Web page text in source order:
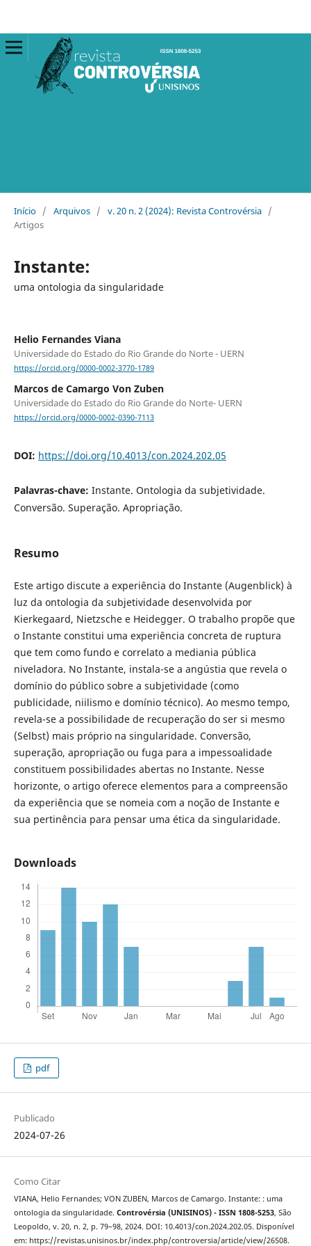
Início / Arquivos / v. 20 n. 2 (2024): Revista Controvérsia /
Artigos
Instante:
uma ontologia da singularidade
Helio Fernandes Viana
Universidade do Estado do Rio Grande do Norte - UERN
https://orcid.org/0000-0002-3770-1789
Marcos de Camargo Von Zuben
Universidade do Estado do Rio Grande do Norte- UERN
https://orcid.org/0000-0002-0390-7113
DOI: https://doi.org/10.4013/con.2024.202.05
Palavras-chave: Instante. Ontologia da subjetividade.
Conversão. Superação. Apropriação.
Resumo
Este artigo discute a experiência do Instante (Augenblick) à
luz da ontologia da subjetividade desenvolvida por
Kierkegaard, Nietzsche e Heidegger. O trabalho propõe que
o Instante constitui uma experiência concreta de ruptura
que tem como fundo e correlato a mediania pública
niveladora. No Instante, instala-se a angústia que revela o
domínio do público sobre a subjetividade (como
publicidade, niilismo e domínio técnico). Ao mesmo tempo,
revela-se a possibilidade de recuperação do ser si mesmo
(Selbst) mais próprio na singularidade. Conversão,
superação, apropriação ou fuga para a impessoalidade
constituem possibilidades abertas no Instante. Nesse
horizonte, o artigo oferece elementos para a compreensão
da experiência que se nomeia com a noção de Instante e
sua pertinência para pensar uma ética da singularidade.
Downloads
pdf
Publicado
2024-07-26
Como Citar
VIANA, Helio Fernandes; VON ZUBEN, Marcos de Camargo. Instante: : uma
ontologia da singularidade. Controvérsia (UNISINOS) - ISSN 1808-5253, São
Leopoldo, v. 20, n. 2, p. 79–98, 2024. DOI: 10.4013/con.2024.202.05. Disponível
em: https://revistas.unisinos.br/index.php/controversia/article/view/26508.